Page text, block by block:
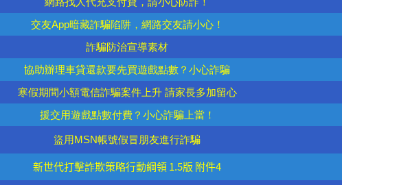
交友App暗藏詐騙陷阱，網路交友請小心！
詐騙防治宣導素材
協助辦理車貸還款要先買遊戲點數？小心詐騙
寒假期間小額電信詐騙案件上升 請家長多加留心
援交用遊戲點數付費？小心詐騙上當！
盜用MSN帳號假冒朋友進行詐騙
新世代打擊詐欺策略行動綱領 1.5版 附件4